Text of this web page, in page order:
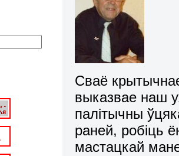
Сваё
выказвае наш
палітычны
раней, робіць
мастацкай